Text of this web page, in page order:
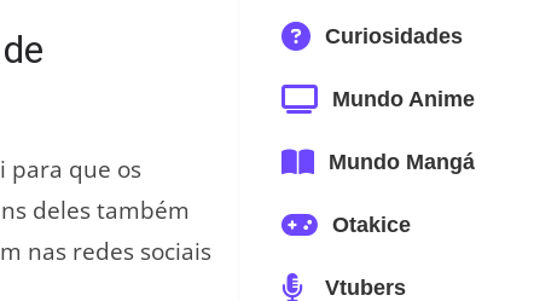
para que os
deles também
nas redes sociais
Curiosidades
Mundo Anime
Mundo Mangá
Otakice
Vtubers